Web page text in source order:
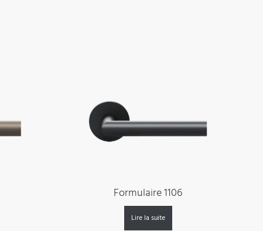
Formulaire 1106
Lire la suite